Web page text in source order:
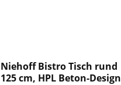
Niehoff Bistro Tisch rund
125 cm, HPL Beton-Design